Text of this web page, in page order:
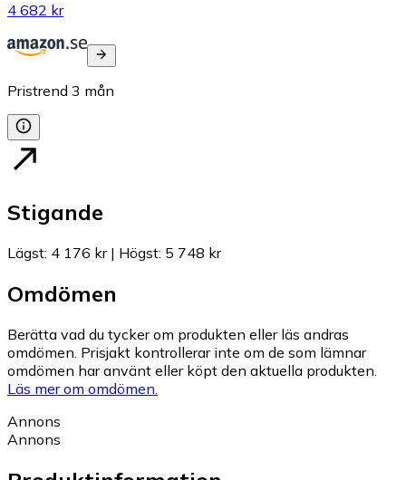
4 682 kr
Pristrend 3 mån
Stigande
Lägst: 4 176 kr| Högst: 5 748 kr
Omdömen
Berätta vad du tycker om produkten eller läs andras
omdömen. Prisjakt kontrollerar inte om de som lämnar
omdömen har använt eller köpt den aktuella produkten.
Läs mer om omdömen.
Annons
Annons